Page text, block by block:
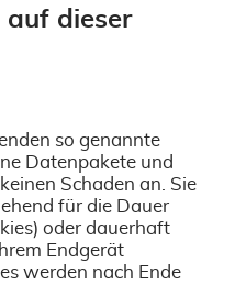
auf dieser
so genannte
Datenpakete und
Schaden an. Sie
für die Dauer
oder dauerhaft
Endgerät
werden nach Ende